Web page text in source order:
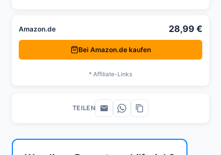
Amazon.de 28,99 €
Bei Amazon.de kaufen
* Affiliate-Links
TEILEN